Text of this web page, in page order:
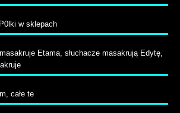
w sklepach
Etama, słuchacze masakrują Edytę,
całe te